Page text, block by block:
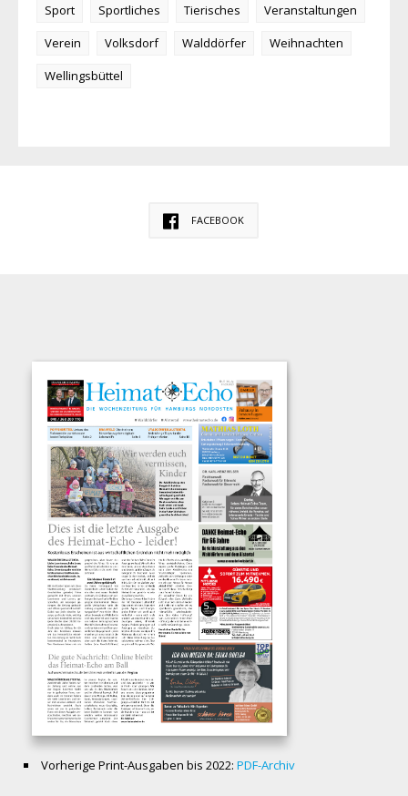
Sport
Sportliches Tierisches
Veranstaltungen
Verein
Volksdorf Walddörfer
Weihnachten
Wellingsbüttel
FACEBOOK
Vorherige Print-Ausgaben bis 2022: PDF-Archiv